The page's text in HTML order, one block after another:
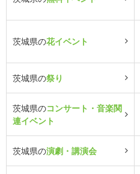
茨城県の花イベント
茨城県の祭り
茨城県のコンサート・音楽関
連イベント
茨城県の演劇・講演会